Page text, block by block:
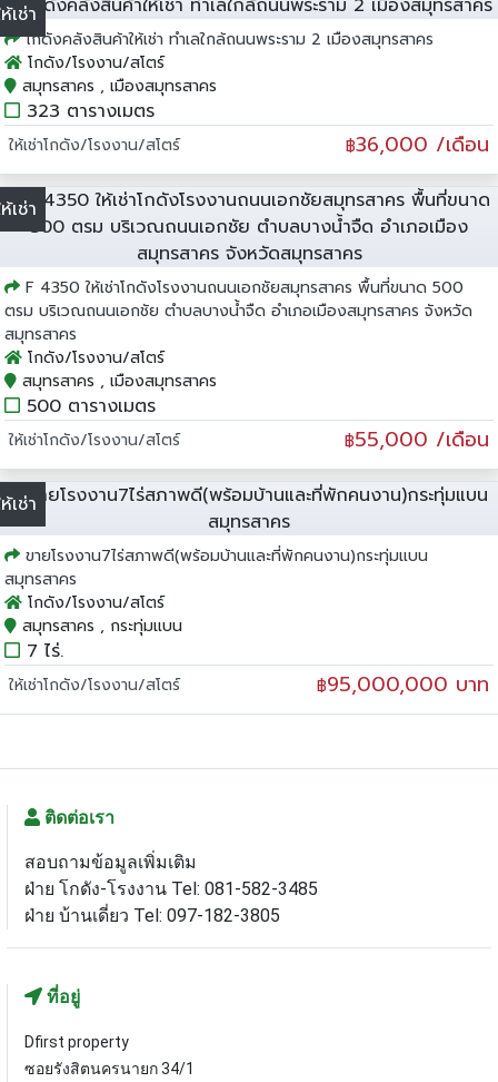
เช่า
โกดังคลังสินค้าให้เช่า ทำเลใกล้ถนนพระราม 2 เมืองสมุทรสาคร
โกดัง/โรงงาน/สโตร์
สมุทรสาคร , เมืองสมุทรสาคร
323 ตารางเมตร
ให้เช่าโกดัง/โรงงาน/สโตร์ ฿36,000 /เดือน
เช่า
F 4350 ให้เช่าโกดังโรงงานถนนเอกชัยสมุทรสาคร พื้นที่ขนาด 500
ตรม บริเวณถนนเอกชัย ตำบลบางน้ำจืด อำเภอเมืองสมุทรสาคร จังหวัด
สมุทรสาคร
โกดัง/โรงงาน/สโตร์
สมุทรสาคร , เมืองสมุทรสาคร
500 ตารางเมตร
ให้เช่าโกดัง/โรงงาน/สโตร์ ฿55,000 /เดือน
เช่า
ขายโรงงาน7ไร่สภาพดี(พร้อมบ้านและที่พักคนงาน)กระทุ่มแบน
สมุทรสาคร
โกดัง/โรงงาน/สโตร์
สมุทรสาคร , กระทุ่มแบน
7 ไร่.
ให้เช่าโกดัง/โรงงาน/สโตร์ ฿95,000,000 บาท
ติดต่อเรา
สอบถามข้อมูลเพิ่มเติม
ฝ่าย โกดัง-โรงงาน Tel: 081-582-3485
ฝ่าย บ้านเดี่ยว Tel: 097-182-3805
ที่อยู่
Dfirst property
ซอยรังสิตนครนายก 34/1